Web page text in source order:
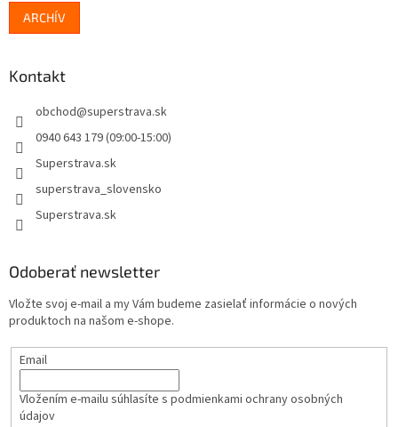
ARCHÍV
Kontakt
obchod@superstrava.sk
0940 643 179 (09:00-15:00)
Superstrava.sk
superstrava_slovensko
Superstrava.sk
Odoberať newsletter
Vložte svoj e-mail a my Vám budeme zasielať informácie o nových
produktoch na našom e-shope.
Email
Vložením e-mailu súhlasíte s podmienkami ochrany osobných
údajov